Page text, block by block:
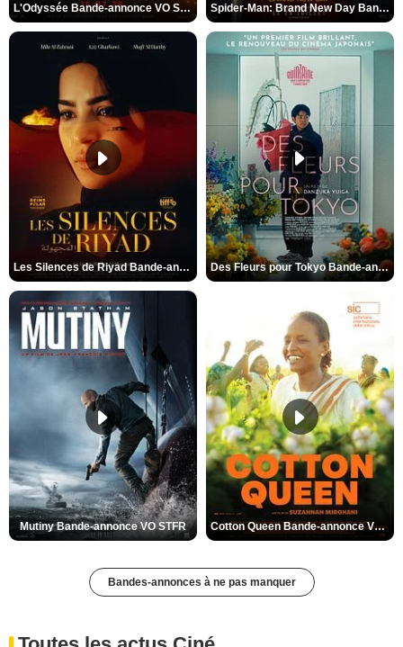
L'Odyssée Bande-annonce VO STFR Spider-Man: Brand New Day Bande-annonce VO STFR
Les Silences de Riyad Bande-annonce VO STFR Des Fleurs pour Tokyo Bande-annonce VO STFR
Mutiny Bande-annonce VO STFR Cotton Queen Bande-annonce VO STFR
Bandes-annonces à ne pas manquer